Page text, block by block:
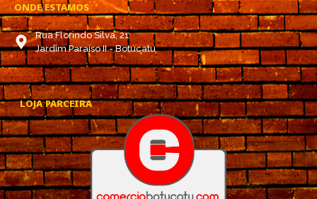
ONDE ESTAMOS
Rua Florindo Silva, 21
Jardim Paraíso II - Botucatu
LOJA PARCEIRA